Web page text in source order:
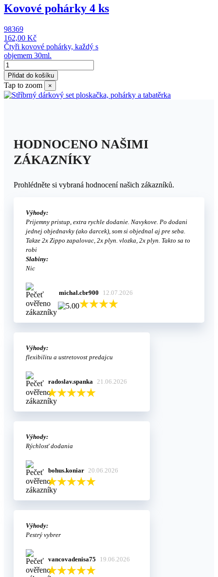
Kovové pohárky 4 ks
98369
162,00 Kč
Čtyři kovové pohárky, každý s
objemem 30ml.
Přidat do košíku
Tap to zoom ×
HODNOCENO NAŠIMI
ZÁKAZNÍKY
Prohlédněte si vybraná hodnocení našich zákazníků.
Výhody:
Prijemny pristup, extra rychle dodanie. Navykove. Po dodani
jednej objednavky (ako darcek), som si objednal aj pre seba.
Takze 2x Zippo zapalovac, 2x plyn. vlozka, 2x plyn. Takto sa to
robi
Slabiny:
Nic
michal.cbr900 12.07.2026
Výhody:
flexibilitu a ustretovost predajcu
radoslav.spanka 21.06.2026
Výhody:
Rýchlosť dodania
bohus.koniar 20.06.2026
Výhody:
Pestrý vybrer
vancovadenisa75 19.06.2026